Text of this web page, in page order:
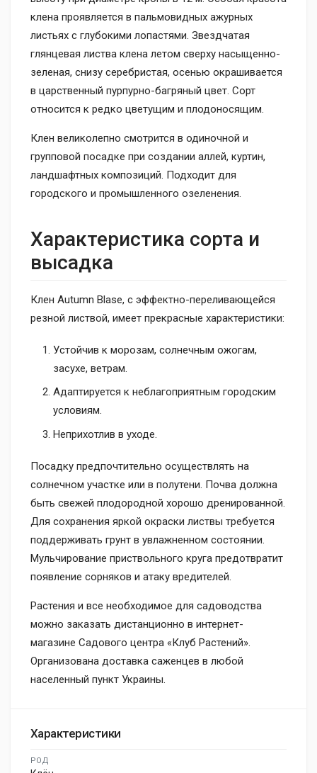
клена проявляется в пальмовидных ажурных
листьях с глубокими лопастями. Звездчатая
глянцевая листва клена летом сверху насыщенно-
зеленая, снизу серебристая, осенью окрашивается
в царственный пурпурно-багряный цвет. Сорт
относится к редко цветущим и плодоносящим.
Клен великолепно смотрится в одиночной и
групповой посадке при создании аллей, куртин,
ландшафтных композиций. Подходит для
городского и промышленного озеленения.
Характеристика сорта и
высадка
Клен Autumn Blase, с эффектно-переливающейся
резной листвой, имеет прекрасные характеристики:
Устойчив к морозам, солнечным ожогам,
засухе, ветрам.
Адаптируется к неблагоприятным городским
условиям.
Неприхотлив в уходе.
Посадку предпочтительно осуществлять на
солнечном участке или в полутени. Почва должна
быть свежей плодородной хорошо дренированной.
Для сохранения яркой окраски листвы требуется
поддерживать грунт в увлажненном состоянии.
Мульчирование приствольного круга предотвратит
появление сорняков и атаку вредителей.
Растения и все необходимое для садоводства
можно заказать дистанционно в интернет-
магазине Садового центра «Клуб Растений».
Организована доставка саженцев в любой
населенный пункт Украины.
Характеристики
РОД